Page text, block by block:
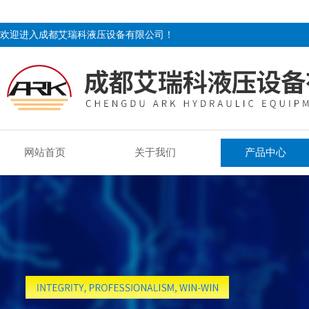
欢迎进入成都艾瑞科液压设备有限公司！
网站首页 关于我们 产品中心